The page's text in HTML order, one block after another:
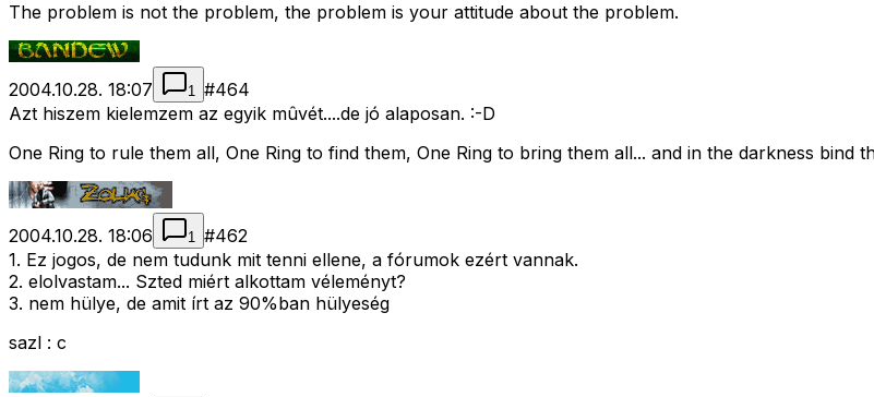
The problem is not the problem, the problem is your attitude about the problem.
2004.10.28. 18:07 1 #464
Azt hiszem kielemzem az egyik mûvét....de jó alaposan. :-D
One Ring to rule them all, One Ring to find them, One Ring to bring them all... and in the darkness bind
2004.10.28. 18:06 1 #462
1. Ez jogos, de nem tudunk mit tenni ellene, a fórumok ezért vannak.
2. elolvastam... Szted miért alkottam véleményt?
3. nem hülye, de amit írt az 90%ban hülyeség
sazl : c